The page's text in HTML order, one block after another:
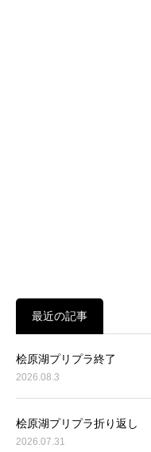
最近の記事
桧原湖プリプラ終了
2026.08.3
桧原湖プリプラ折り返し
2026.07.31